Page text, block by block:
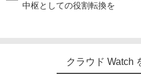
中枢としての役割転換を
クラウド Watch